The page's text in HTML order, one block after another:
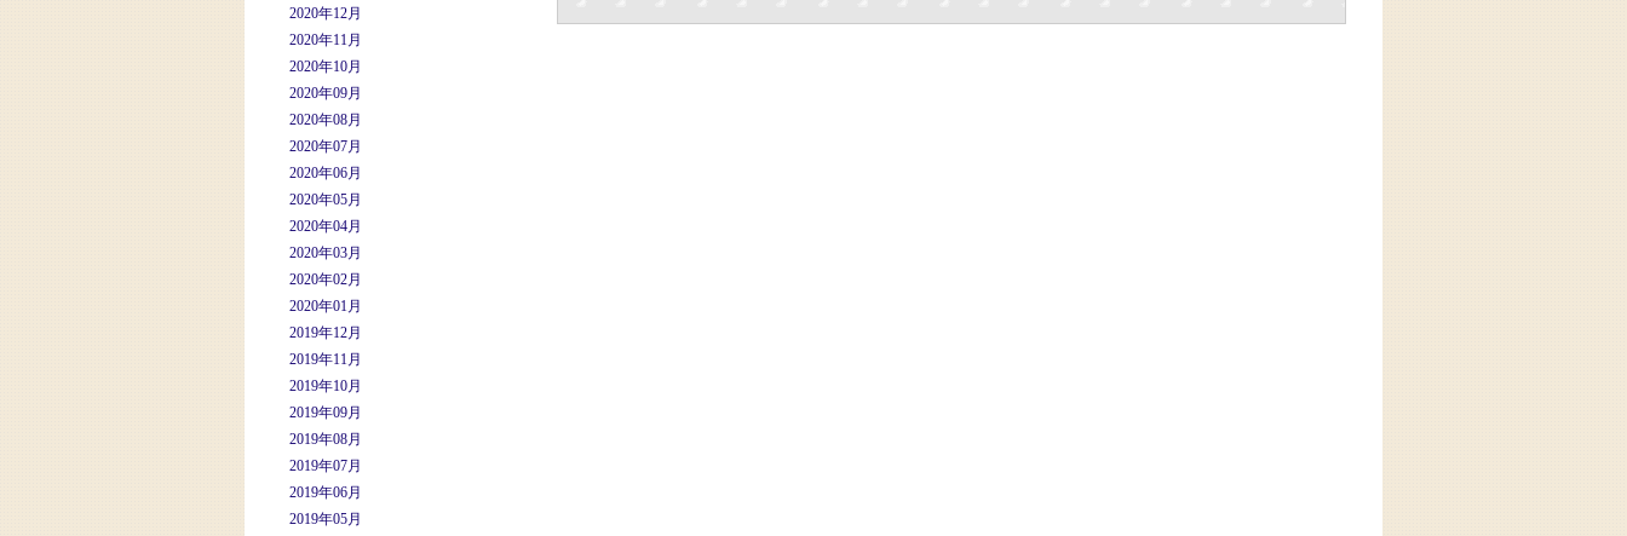
2020年12月
2020年11月
2020年10月
2020年09月
2020年08月
2020年07月
2020年06月
2020年05月
2020年04月
2020年03月
2020年02月
2020年01月
2019年12月
2019年11月
2019年10月
2019年09月
2019年08月
2019年07月
2019年06月
2019年05月